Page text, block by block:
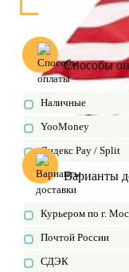
Способы
Наличные
YooMoney
Яндекс Pay / Split
Варианты
Курьером по г.
Почтой России
СДЭК